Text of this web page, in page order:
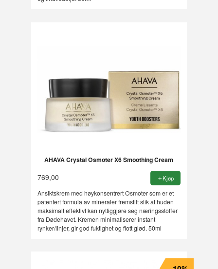
AHAVA Crystal Osmoter X6 Smoothing Cream
769,00 Kjøp
Ansiktskrem med høykonsentrert Osmoter som er et
patentert formula av mineraler fremstilt slik at huden
maksimalt effektivt kan nyttiggjøre seg næringsstoffer
fra Dødehavet. Kremen minimaliserer instant
rynker/linjer, gir god fuktighet og flott glød. 50ml